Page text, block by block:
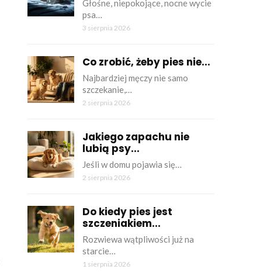
Głośne, niepokojące, nocne wycie
psa…
3 sierpnia 2026
Co zrobić, żeby pies nie...
Najbardziej męczy nie samo
szczekanie,…
2 sierpnia 2026
Jakiego zapachu nie
lubią psy...
Jeśli w domu pojawia się…
2 sierpnia 2026
Do kiedy pies jest
szczeniakiem...
Rozwiewa wątpliwości już na
starcie…
1 sierpnia 2026